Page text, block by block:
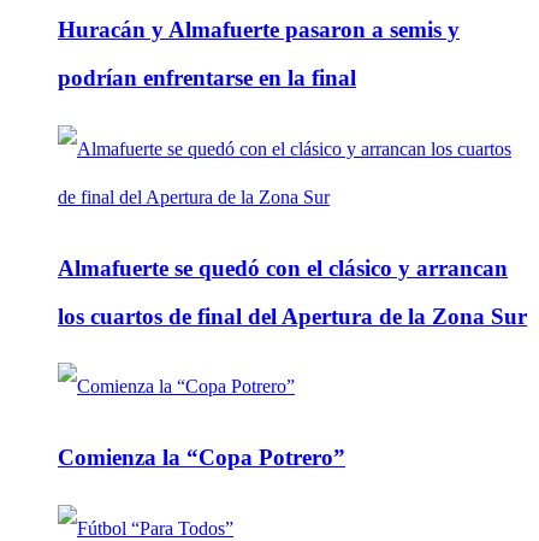
Huracán y Almafuerte pasaron a semis y
podrían enfrentarse en la final
Almafuerte se quedó con el clásico y arrancan
los cuartos de final del Apertura de la Zona Sur
Comienza la “Copa Potrero”